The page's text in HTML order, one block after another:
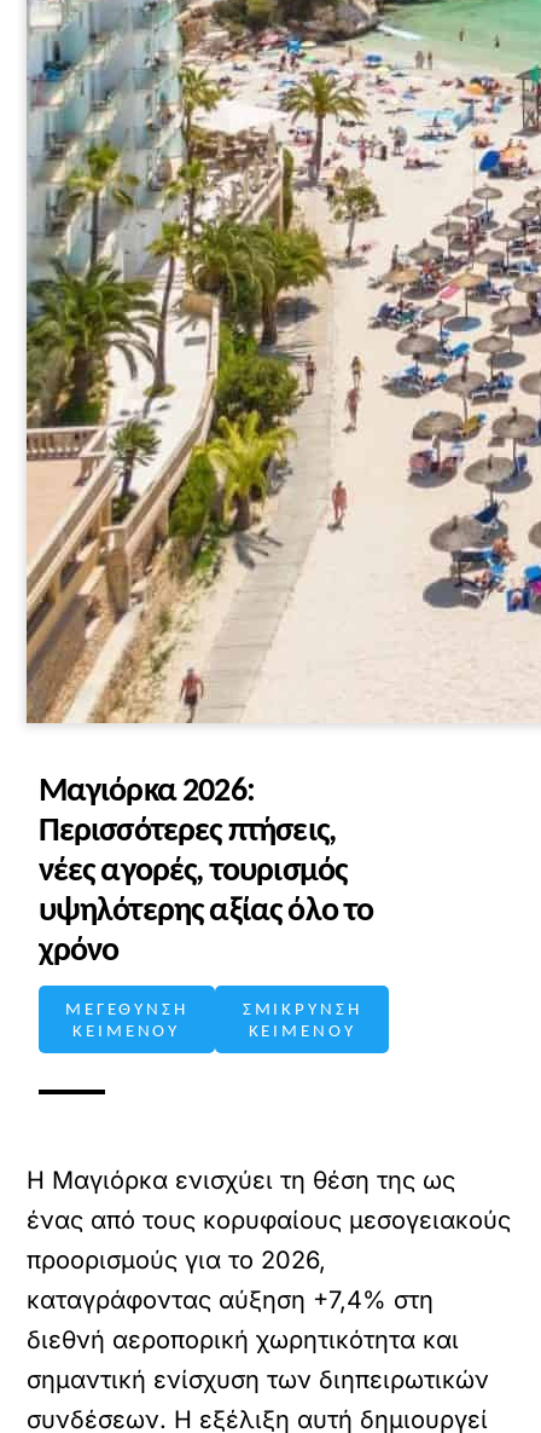
Μαγιόρκα 2026:
Περισσότερες πτήσεις,
νέες αγορές, τουρισμός
υψηλότερης αξίας όλο το
χρόνο
ΜΕΓΕΘΥΝΣΗ
ΚΕΙΜΕΝΟΥ
ΣΜΙΚΡΥΝΣΗ
ΚΕΙΜΕΝΟΥ
Η Μαγιόρκα ενισχύει τη θέση της ως
ένας από τους κορυφαίους μεσογειακούς
προορισμούς για το 2026,
καταγράφοντας αύξηση +7,4% στη
διεθνή αεροπορική χωρητικότητα και
σημαντική ενίσχυση των διηπειρωτικών
συνδέσεων. Η εξέλιξη αυτή δημιουργεί